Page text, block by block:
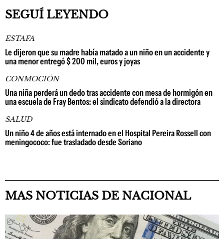
SEGUÍ LEYENDO
ESTAFA
Le dijeron que su madre había matado a un niño en un accidente y
una menor entregó $ 200 mil, euros y joyas
CONMOCIÓN
Una niña perderá un dedo tras accidente con mesa de hormigón en
una escuela de Fray Bentos: el sindicato defendió a la directora
SALUD
Un niño 4 de años está internado en el Hospital Pereira Rossell con
meningococo: fue trasladado desde Soriano
MAS NOTICIAS DE NACIONAL